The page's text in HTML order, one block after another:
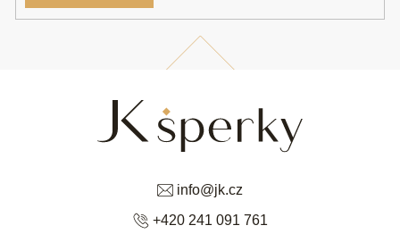
info@jk.cz
+420 241 091 761